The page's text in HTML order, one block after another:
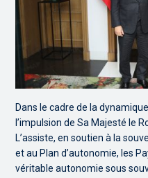
Dans le cadre de la
l’impulsion de Sa Majesté le
L’assiste, en soutien à la
et au Plan d’autonomie, les
véritable autonomie sous